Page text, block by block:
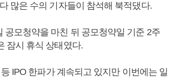
많은 수의 기자들이 참석해 북적댔다.
모청약을 마친 뒤 공모청약일 기준 2주
잠시 휴식 상태였다.
IPO 한파가 계속되고 있지만 이번에는 일